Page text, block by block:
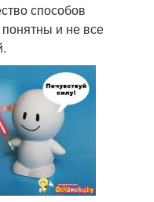
способов
и не все